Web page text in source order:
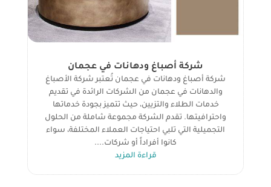
شركة أصباغ ودهانات في عجمان
شركة أصباغ ودهانات في عجمان تُعتبر شركة الأصباغ
والدهانات في عجمان من الشركات الرائدة في تقديم
خدمات الطلاء والتزيين، حيث تتميز بجودة خدماتها
واحترافيتها. تقدم الشركة مجموعة شاملة من الحلول
التجميلية التي تلبي احتياجات العملاء المختلفة، سواء
كانوا أفراداً أو شركات....
قراءة المزيد